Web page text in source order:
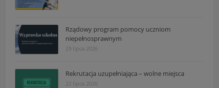
Rządowy program pomocy uczniom
niepełnosprawnym
29 lipca 2026
Rekrutacja uzupełniająca – wolne miejsca
22 lipca 2026